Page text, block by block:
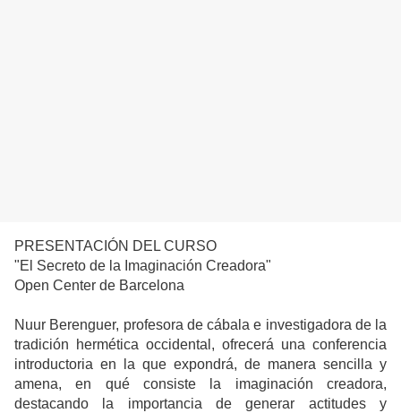
PRESENTACIÓN DEL CURSO
"El Secreto de la Imaginación Creadora"
Open Center de Barcelona
Nuur Berenguer, profesora de cábala e investigadora de la
tradición hermética occidental, ofrecerá una conferencia
introductoria en la que expondrá, de manera sencilla y
amena, en qué consiste la imaginación creadora,
destacando la importancia de generar actitudes y